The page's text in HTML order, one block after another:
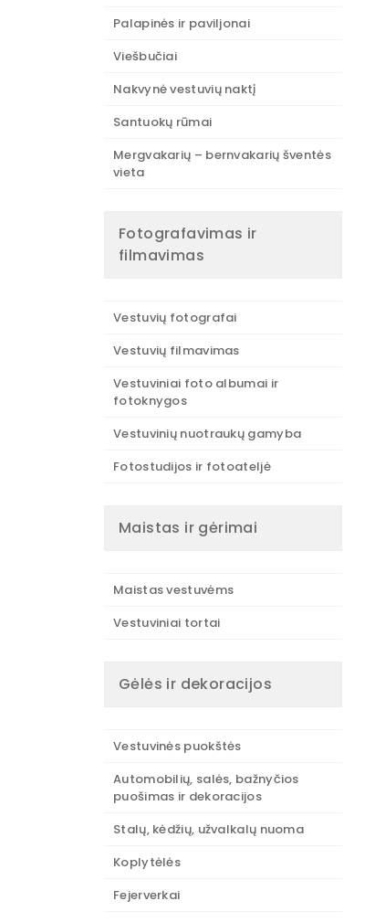
Palapinės ir paviljonai
Viešbučiai
Nakvynė vestuvių naktį
Santuokų rūmai
Mergvakarių – bernvakarių šventės
vieta
Fotografavimas ir
filmavimas
Vestuvių fotografai
Vestuvių filmavimas
Vestuviniai foto albumai ir
fotoknygos
Vestuvinių nuotraukų gamyba
Fotostudijos ir fotoateljė
Maistas ir gėrimai
Maistas vestuvėms
Vestuviniai tortai
Gėlės ir dekoracijos
Vestuvinės puokštės
Automobilių, salės, bažnyčios
puošimas ir dekoracijos
Stalų, kėdžių, užvalkalų nuoma
Koplytėlės
Fejerverkai